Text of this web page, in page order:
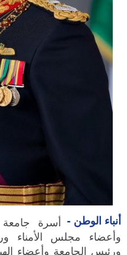
أنباء الوطن - أسرة جامعة
وأعضاء مجلس الأمناء
ورئيس الجامعة وأعضاء